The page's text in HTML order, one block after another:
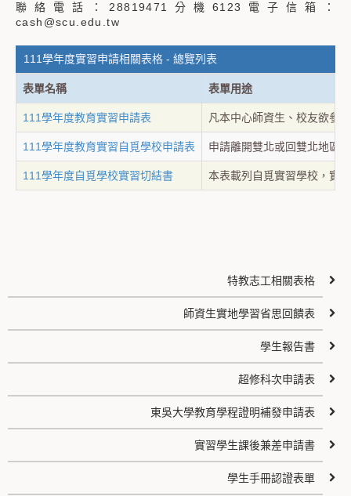
聯絡電話：28819471分機6123電子信箱：
cash@scu.edu.tw
111學年度實習申請相關表格 - 總覽列表
表單名稱 表單用途
111學年度教育實習申請表 凡本中心師資生、校友欲參
111學年度教育實習自覓學校申請表 申請離開雙北或回雙北地區
111學年度自覓學校實習切結書 本表載列自覓實習學校，實
特教志工相關表格
師資生實地學習省思回饋表
學生報告書
超修科次申請表
東吳大學教育學程證明補發申請表
實習學生課後兼差申請書
學生手冊認證表單